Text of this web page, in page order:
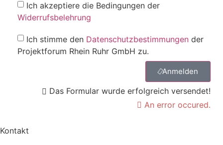
Ich akzeptiere die Bedingungen der
Widerrufsbelehrung
Ich stimme den Datenschutzbestimmungen der
Projektforum Rhein Ruhr GmbH zu.
Anmelden
Das Formular wurde erfolgreich versendet!
An error occured.
Kontakt